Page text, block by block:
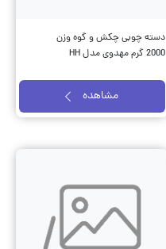
دسته چوبی چکش و گوه وزن
2000 گرم مهدوی مدل HH
مشاهده